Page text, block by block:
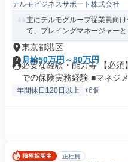
テルモビジネスサポート株式会社
主にテルモグループ従業員向
て、プレイングマネージャーと
東京都港区
月給50万円～80万円
必要な経験・能力等 【必
での保険実務経験 ■マネジメ
年間休日120日以上 +6個
正社員